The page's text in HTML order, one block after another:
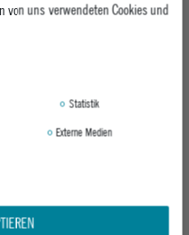
ab 79,95 €
von uns verwendeten Cookies und
Statistik
Externe Medien